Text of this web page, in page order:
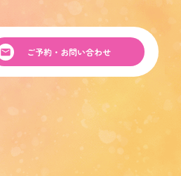
ご予約・お問い合わせ